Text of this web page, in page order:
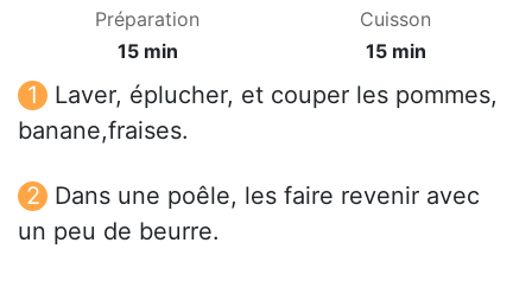
Préparation
15 min
Cuisson
15 min
Laver, éplucher, et couper les pommes,
banane,fraises.
Dans une poêle, les faire revenir avec
un peu de beurre.